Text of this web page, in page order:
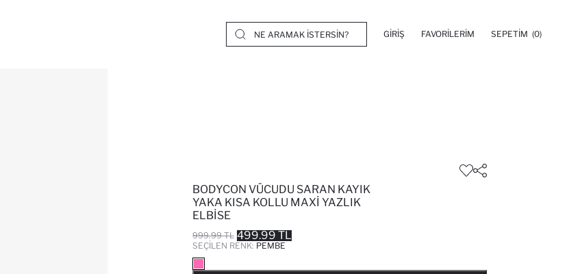
GIRIŞ FAVORILERIM SEPETIM (0)
BODYCON VÜCUDU SARAN KAYIK
YAKA KISA KOLLU MAXI YAZLIK
ELBISE
999.99 TL 499.99 TL
SEÇILEN RENK: PEMBE